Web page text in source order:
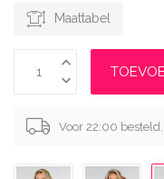
Maattabel
Voor 22:00